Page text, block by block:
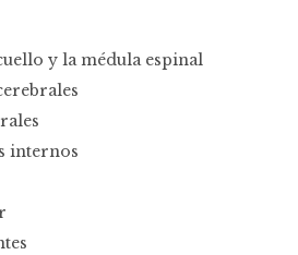
y la médula espinal
internos